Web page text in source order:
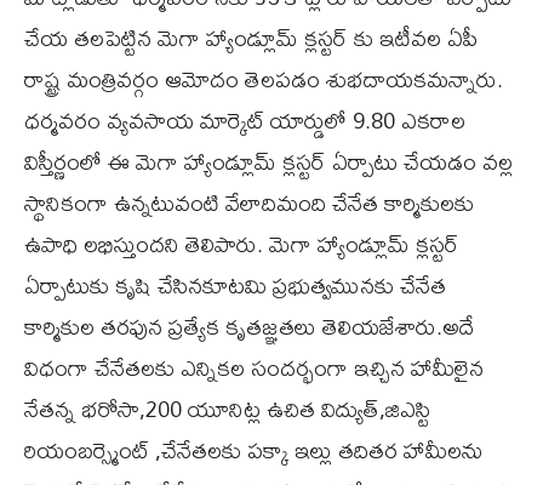
చేయ తలపెట్టిన మెగా హ్యాండ్లూమ్ క్లస్టర్ కు ఇటీవల ఏపీ
రాష్ట్ర మంత్రివర్గం ఆమోదం తెలపడం శుభదాయకమన్నారు.
ధర్మవరం వ్యవసాయ మార్కెట్ యార్డులో 9.80 ఎకరాల
విస్తీర్ణంలో ఈ మెగా హ్యాండ్లూమ్ క్లస్టర్ ఏర్పాటు చేయడం వల్ల
స్థానికంగా ఉన్నటువంటి వేలాదిమంది చేనేత కార్మికులకు
ఉపాధి లభిస్తుందని తెలిపారు. మెగా హ్యాండ్లూమ్ క్లస్టర్
ఏర్పాటుకు కృషి చేసినకూటమి ప్రభుత్వమునకు చేనేత
కార్మికుల తరఫున ప్రత్యేక కృతజ్ఞతలు తెలియజేశారు.అదే
విధంగా చేనేతలకు ఎన్నికల సందర్భంగా ఇచ్చిన హామీలైన
నేతన్న భరోసా,200 యూనిట్ల ఉచిత విద్యుత్,జిఎస్టి
రియంబర్స్మెంట్ ,చేనేతలకు పక్కా ఇల్లు తదితర హామీలను